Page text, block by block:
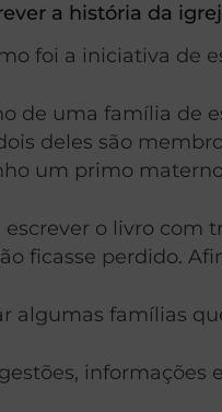
a história da
foi a iniciativa de
de uma família de
deles são
um primo
o livro com
ficasse perdido.
algumas famílias